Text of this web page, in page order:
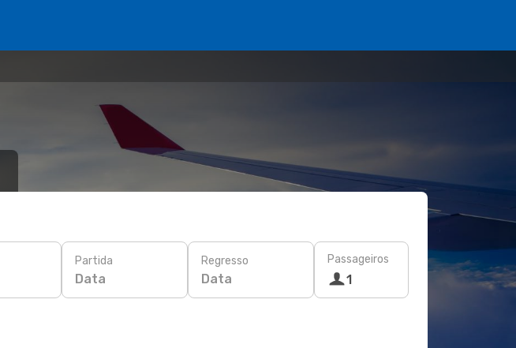
Partida
Data
Regresso
Data
Passageiros
1